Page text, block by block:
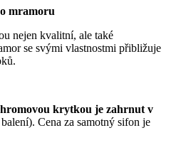
mramoru
nejen kvalitní, ale také
se svými vlastnostmi přibližuje
krytkou je zahrnut v
Cena za samotný sifon je